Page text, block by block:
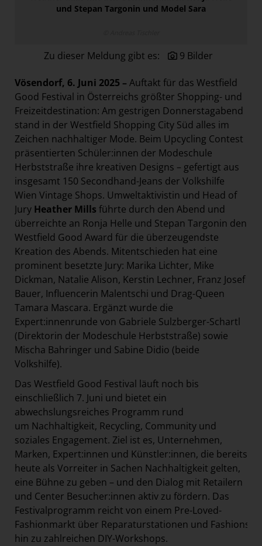
Paradies Garten
The Companion
The Hoxton
Unibail-Rodamco-Westfield
Vöslauer
NMK
MEDIA
KONTAKT
und Stepan Targonin und Model Sara
Zu dieser Meldung gibt es: 9 Bilder
Vösendorf, 6. Juni 2025 – Auftakt für das Westfield
Good Festival in Österreichs größter Shopping- und
Freizeitdestination: Am gestrigen Donnerstagabend
stand in der Westfield Shopping City Süd alles im
Zeichen nachhaltiger Mode. Beim Upcycling Contest
präsentierten Schüler:innen der Modeschule
Herbststraße ihre kreativen Designs – gefertigt aus
insgesamt 150 Secondhand-Jeans der Volkshilfe
Wien Vintage Shops. Umweltaktivistin und Head of
Jury Heather Mills führte durch den Abend und
überreichte an Ronja Helle und Stepan Targonin den
Westfield Good Award für die überzeugendste
Kreation des Abends. Mitentschieden hat eine
prominent besetzte Jury: Marika Lichter, Mike
Dickman, Natalie Alison, Kerstin Lechner, Franz Josef
Bauer, Influencerin Malentschi und Drag-Queen
Tamara Mascara. Ergänzt wurde die
Expert:innenrunde von Gabriele Sulzberger-Schartl
(Direktorin der Modeschule Herbststraße) sowie
Mischa Bahringer und Sabine Didio (beide
Volkshilfe).
Das Westfield Good Festival läuft noch bis
einschließlich 7. Juni und bietet ein
abwechslungsreiches Programm rund
um Nachhaltigkeit, Recycling, Community und
soziales Engagement. Ziel ist es, Unternehmen,
Marken, Expert:innen und Künstler:innen, die bereits
heute als Vorreiter in Sachen Nachhaltigkeit gelten,
eine Bühne zu geben – und den Dialog mit Retailern
und Center Besucher:innen aktiv zu fördern. Das
Festivalprogramm reicht von einem Pre-Loved-
Fashionmarkt über Reparaturstationen und
hin zu zahlreichen DIY-Workshops.